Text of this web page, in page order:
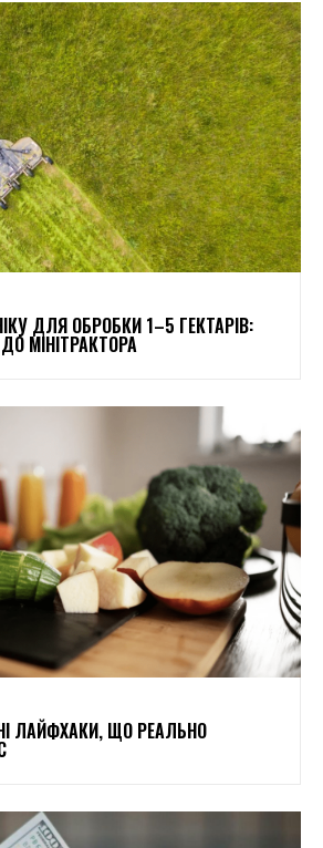
ДЛЯ ОБРОБКИ 1–5 ГЕКТАРІВ:
МІНІТРАКТОРА
ЛАЙФХАКИ, ЩО РЕАЛЬНО